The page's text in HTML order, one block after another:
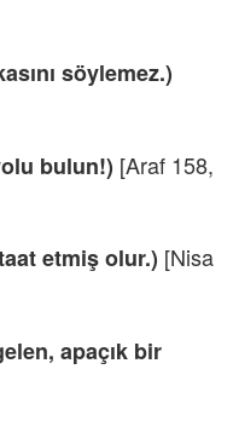
söylemez.)
bulun!) [Araf 158,
etmiş olur.) [Nisa
apaçık bir